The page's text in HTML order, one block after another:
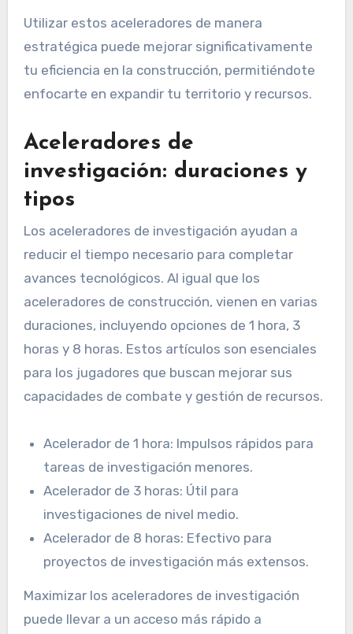
Utilizar estos aceleradores de manera
estratégica puede mejorar significativamente
tu eficiencia en la construcción, permitiéndote
enfocarte en expandir tu territorio y recursos.
Aceleradores de
investigación: duraciones y
tipos
Los aceleradores de investigación ayudan a
reducir el tiempo necesario para completar
avances tecnológicos. Al igual que los
aceleradores de construcción, vienen en varias
duraciones, incluyendo opciones de 1 hora, 3
horas y 8 horas. Estos artículos son esenciales
para los jugadores que buscan mejorar sus
capacidades de combate y gestión de recursos.
Acelerador de 1 hora: Impulsos rápidos para
tareas de investigación menores.
Acelerador de 3 horas: Útil para
investigaciones de nivel medio.
Acelerador de 8 horas: Efectivo para
proyectos de investigación más extensos.
Maximizar los aceleradores de investigación
puede llevar a un acceso más rápido a